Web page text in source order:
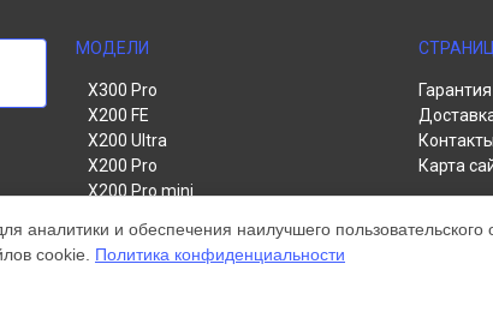
МОДЕЛИ
X300 Pro
X200 FE
X200 Ultra
X200 Pro
X200 Pro mini
V60
V50
Гарантия
Контакты
Карта
аналитики и обеспечения наилучшего
cookie. Политика конфиденциальности